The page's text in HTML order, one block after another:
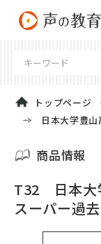
トップページ
日本大学豊
商品情報
T32 日本大
スーパー過